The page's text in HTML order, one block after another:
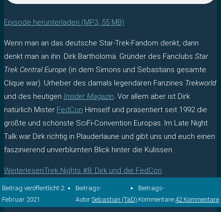
Episode herunterladen (MP3, 55 MB)
Wenn man an das deutsche Star-Trek-Fandom denkt, dann
denkt man an ihn: Dirk Bartholomä. Gründer des Fanclubs Star
Trek Central Europe (in dem Simons und Sebastians gesamte
Clique war). Urheber des damals legendären Fanzines Trekworld
und des heutigen Insider Magazin. Vor allem aber ist Dirk
natürlich Mister FedCon Himself und präsentiert seit 1992 die
größte und schönste SciFi-Convention Europas. Im Late Night
Talk war Dirk richtig in Plauderlaune und gibt uns und euch einen
faszinierend unverblümten Blick hinter die Kulissen.
WeiterlesenTrek Nights #8: Dirk und die FedCon
Beitrag veröffentlicht:2.
Februar 2021
Beitrags-
Autor:Sebastian (TaD)
Beitrags-
Kommentare:42 Kommentare